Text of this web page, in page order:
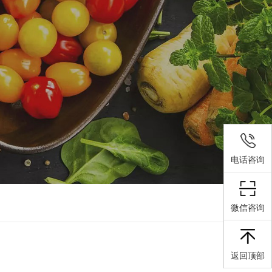
电话咨询
微信咨询
返回顶部